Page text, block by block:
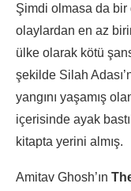
Şimdi olmasa da bir
olaylardan en az
ülke olarak kötü
şekilde Silah
yangını yaşamış
içerisinde ayak
kitapta yerini almış.
Amitav Ghosh’ın